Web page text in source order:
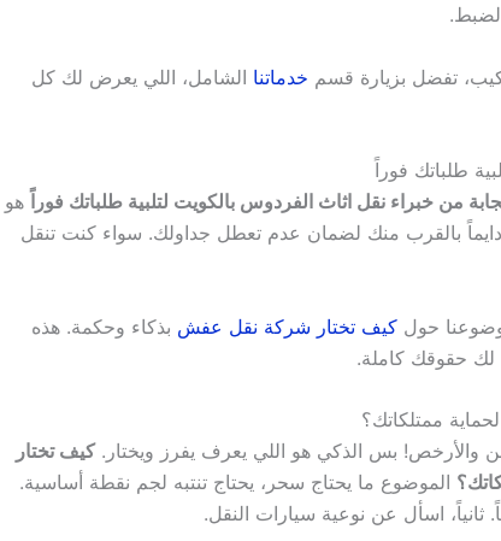
تفضل بزيارة قسم خدماتنا الشامل، اللي يعرض لك كل
طلباتك فوراً
من خبراء نقل اثاث الفردوس بالكويت لتلبية طلباتك فوراً
هو
دايماً بالقرب منك لضمان عدم تعطل جداولك. سواء كنت تنقل
حول كيف تختار شركة نقل عفش بذكاء وحكمة. هذه
لك حقوقك كاملة.
ممتلكاتك؟
والأرخص! بس الذكي هو اللي يعرف يفرز ويختار.كيف تختار
الموضوع ما يحتاج سحر، يحتاج تنتبه لجم نقطة أساسية.
اسأل عن نوعية سيارات النقل.